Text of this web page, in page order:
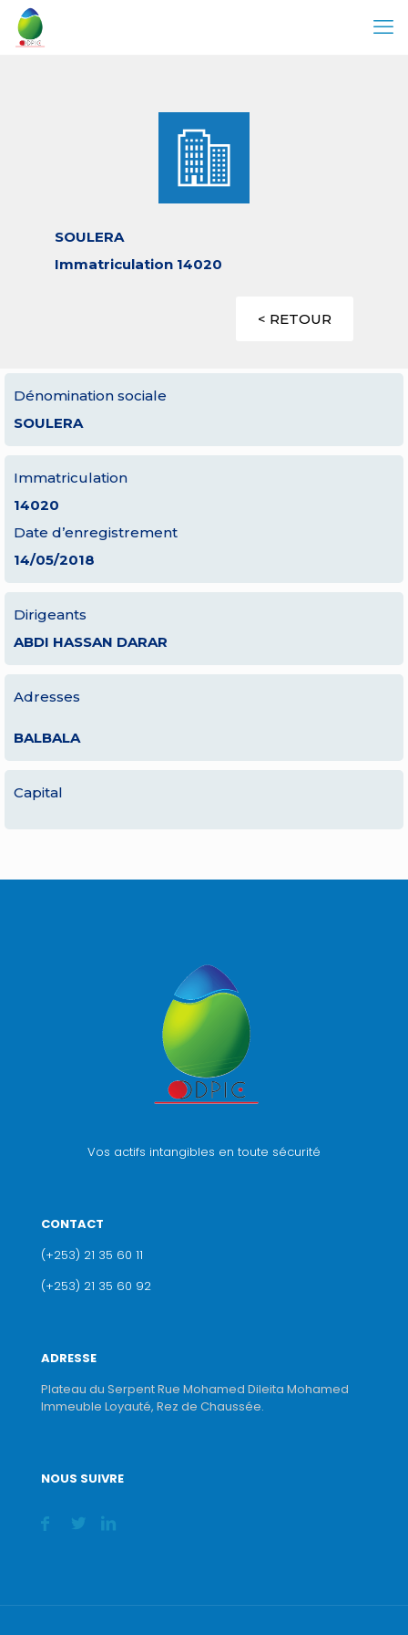
SOULERA
Immatriculation 14020
< RETOUR
Dénomination sociale
SOULERA
Immatriculation
14020
Date d’enregistrement
14/05/2018
Dirigeants
ABDI HASSAN DARAR
Adresses
BALBALA
Capital
Vos actifs intangibles en toute sécurité
CONTACT
(+253) 21 35 60 11
(+253) 21 35 60 92
ADRESSE
Plateau du Serpent Rue Mohamed Dileita Mohamed
Immeuble Loyauté, Rez de Chaussée.
NOUS SUIVRE